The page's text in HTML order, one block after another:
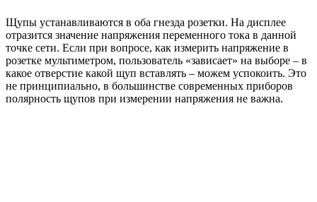
Щупы устанавливаются в оба гнезда розетки. На дисплее
отразится значение напряжения переменного тока в данной
точке сети. Если при вопросе, как измерить напряжение в
розетке мультиметром, пользователь «зависает» на выборе – в
какое отверстие какой щуп вставлять – можем успокоить. Это
не принципиально, в большинстве современных приборов
полярность щупов при измерении напряжения не важна.